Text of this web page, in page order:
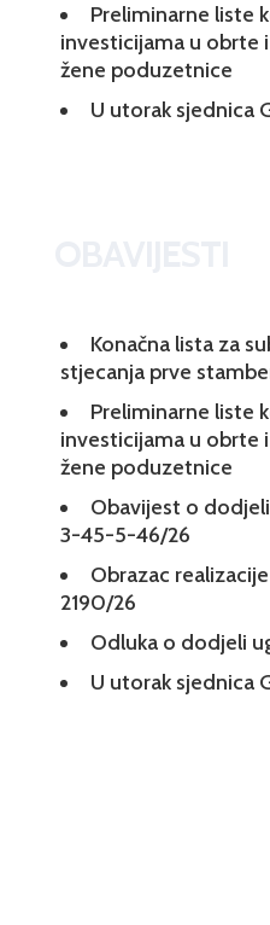
Preliminarne liste
investicijama u obrte
žene poduzetnice
U utorak sjednica
Konačna lista za
stjecanja prve
Preliminarne liste
investicijama u obrte
žene poduzetnice
Obavijest o
3-45-5-46/26
Obrazac
2190/26
Odluka o dodjeli
U utorak sjednica